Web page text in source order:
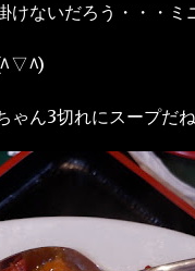
ないだろう・・・ミ
(^▽^)
ん3切れにスープだね